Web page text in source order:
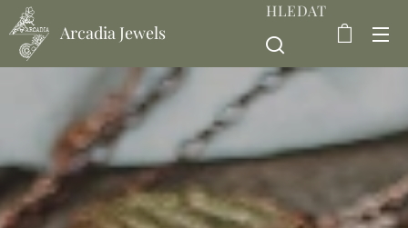
Arcadia Jewels
HLEDAT